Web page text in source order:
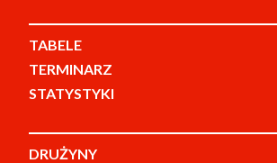
TABELE
TERMINARZ
STATYSTYKI
DRUŻYNY